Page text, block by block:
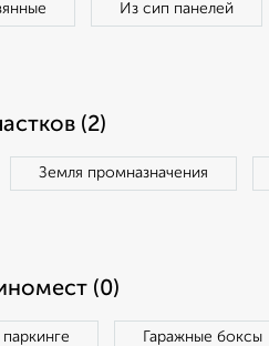
Из сип панелей
(2)
Земля промназначения
(0)
Гаражные боксы